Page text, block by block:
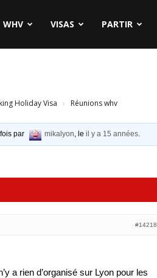
WHV VISAS PARTIR
Holiday Visa ›
Réunions whv
par mikalyon, leil y a 15 années.
#14218
a rien d’organisé sur Lyon pour les